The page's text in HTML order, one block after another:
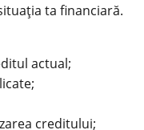
ta financiară.
actual;
creditului;